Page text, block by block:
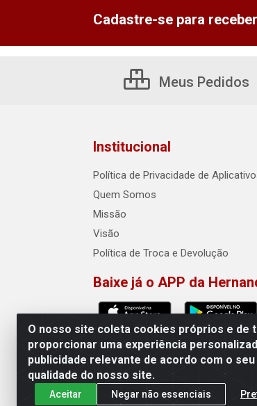
O nosso site coleta cookies próprios e de
proporcionar uma experiência
publicidade relevante de acordo com o
qualidade do nosso site.
Aceitar Negar não essenciais
Cadastre-se para
Meus Pedidos
Institucional
Política de Privacidade de
Quem Somos
Missão
Visão
Política de Troca e Devolução
Baixe já o APP da
Hernandes - Atacado